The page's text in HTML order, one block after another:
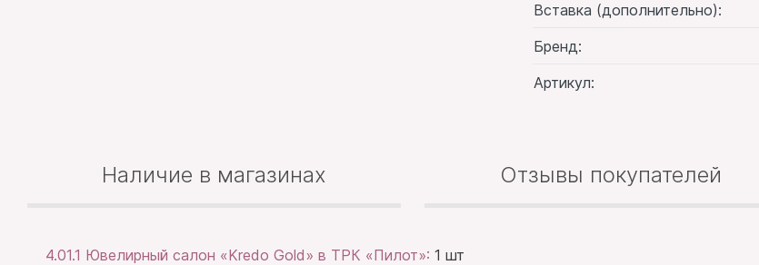
Вставка (дополнительно):
Бренд:
Артикул:
Наличие в магазинах Отзывы покупателей
4.01.1 Ювелирный салон «Kredo Gold» в ТРК «Пилот»: 1 шт